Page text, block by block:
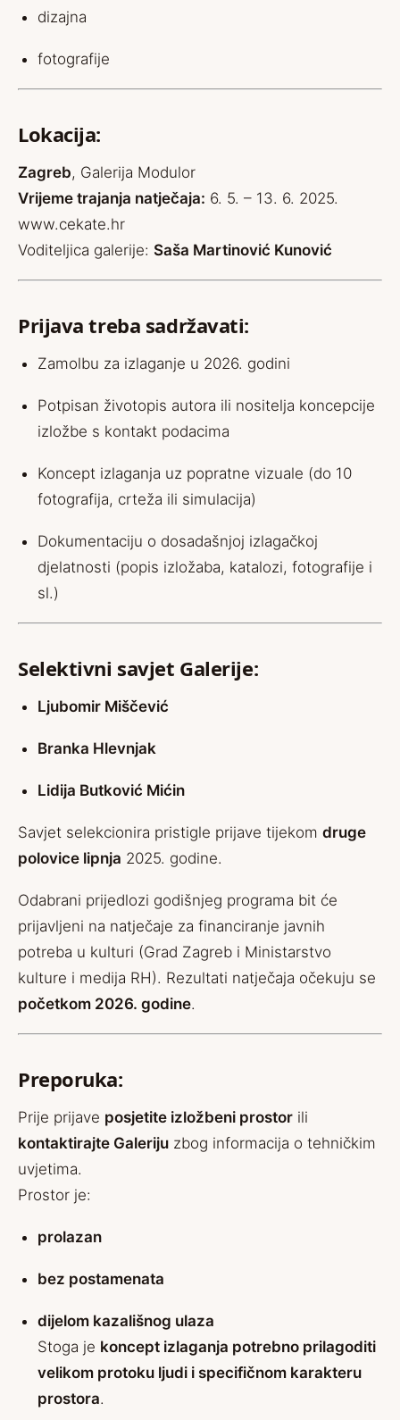
dizajna
fotografije
Lokacija:
Zagreb, Galerija Modulor
Vrijeme trajanja natječaja: 6. 5. – 13. 6. 2025.
www.cekate.hr
Voditeljica galerije: Saša Martinović Kunović
Prijava treba sadržavati:
Zamolbu za izlaganje u 2026. godini
Potpisan životopis autora ili nositelja koncepcije
izložbe s kontakt podacima
Koncept izlaganja uz popratne vizuale (do 10
fotografija, crteža ili simulacija)
Dokumentaciju o dosadašnjoj izlagačkoj
djelatnosti (popis izložaba, katalozi, fotografije i
sl.)
Selektivni savjet Galerije:
Ljubomir Miščević
Branka Hlevnjak
Lidija Butković Mićin
Savjet selekcionira pristigle prijave tijekom druge
polovice lipnja 2025. godine.
Odabrani prijedlozi godišnjeg programa bit će
prijavljeni na natječaje za financiranje javnih
potreba u kulturi (Grad Zagreb i Ministarstvo
kulture i medija RH). Rezultati natječaja očekuju se
početkom 2026. godine.
Preporuka:
Prije prijave posjetite izložbeni prostor ili
kontaktirajte Galeriju zbog informacija o tehničkim
uvjetima.
Prostor je:
prolazan
bez postamenata
dijelom kazališnog ulaza
Stoga je koncept izlaganja potrebno prilagoditi
velikom protoku ljudi i specifičnom karakteru
prostora.